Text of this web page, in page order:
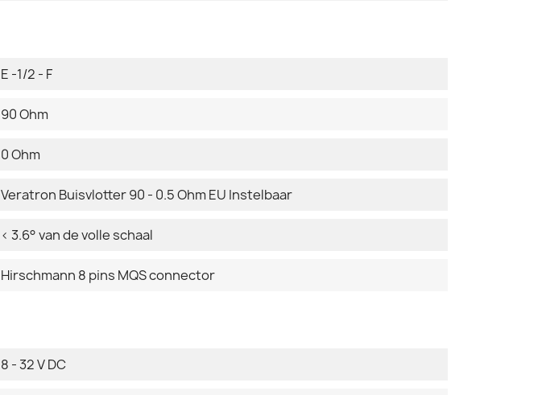
E -1/2 - F
90 Ohm
0 Ohm
Veratron Buisvlotter 90 - 0.5 Ohm EU Instelbaar
< 3.6° van de volle schaal
Hirschmann 8 pins MQS connector
8 - 32 V DC